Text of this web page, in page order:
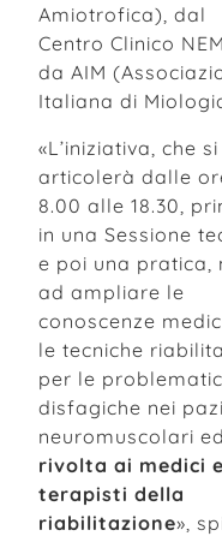
Amiotrofica), dal
Centro Clinico
da AIM
Italiana di
«L’iniziativa, che si
articolerà dalle
8.00 alle 18.30,
in una Sessione
e poi una pratica,
ad ampliare le
conoscenze
le tecniche
per le
disfagiche nei
neuromuscolari
rivolta ai medici
terapisti della
riabilitazione»,